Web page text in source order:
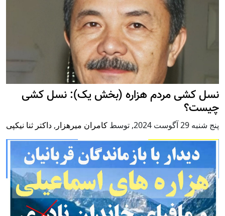
نسل کشی مردم هزاره (بخش یک): نسل کشی
چیست؟
پنج شنبه 29 آگوست 2024 , توسط کامران میرهزار , داکتر ثنا نیکپی